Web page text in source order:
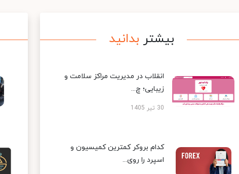
بیشتر بدانید
انقلاب در مدیریت مراکز سلامت و
زیبایی؛ چ...
30 تیر 1405
کدام بروکر کمترین کمیسیون و
اسپرد را روی...